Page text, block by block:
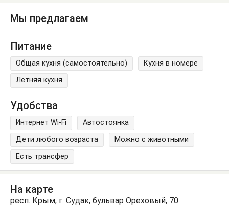
Мы предлагаем
Питание
Общая кухня (самостоятельно)
Кухня в номере
Летняя кухня
Удобства
Интернет Wi-Fi
Автостоянка
Дети любого возраста
Можно с животными
Есть трансфер
На карте
респ. Крым, г. Судак, бульвар Ореховый, 70